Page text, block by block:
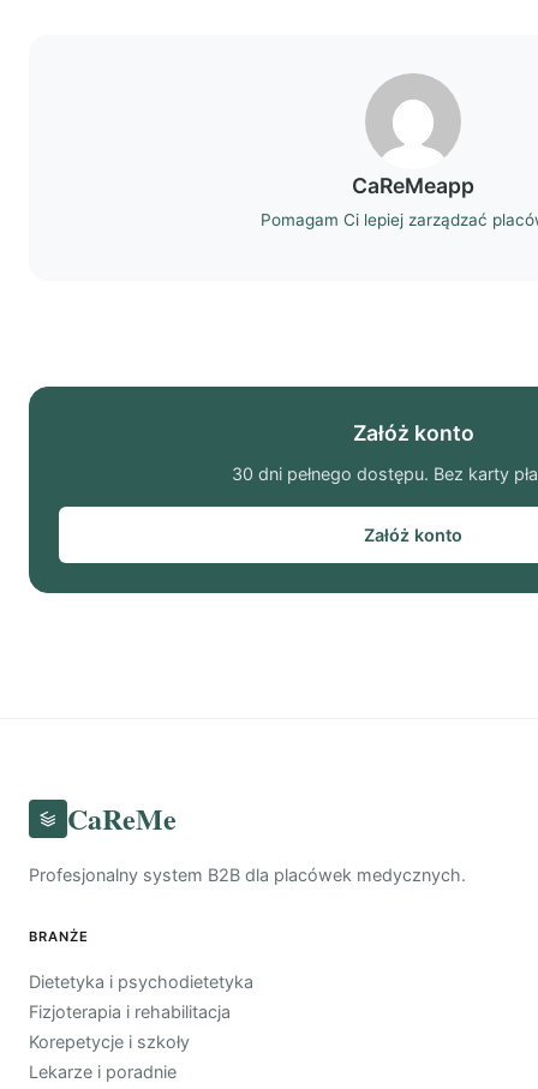
CaReMeapp
Pomagam Ci lepiej zarządzać
Załóż konto
30 dni pełnego dostępu. Bez karty
Załóż konto
CaReMe
Profesjonalny system B2B dla placówek medycznych.
BRANŻE
Dietetyka i psychodietetyka
Fizjoterapia i rehabilitacja
Korepetycje i szkoły
Lekarze i poradnie